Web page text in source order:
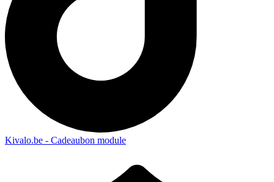
Kivalo.be - Cadeaubon module